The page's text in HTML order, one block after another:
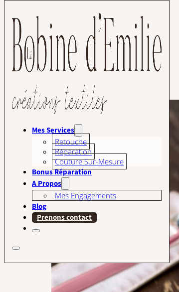
Mes Services
Retouche
Réparation
Couture Sur-Mesure
Bonus Réparation
A Propos
Mes Engagements
Blog
Prenons contact
Étiquette :Hygiène